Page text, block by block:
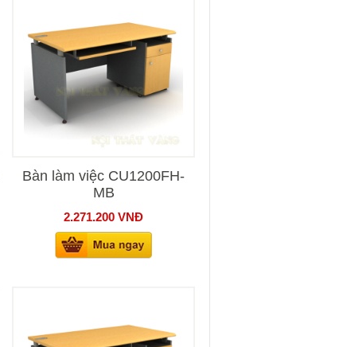
Bàn làm việc CU1200FH-
MB
2.271.200 VNĐ